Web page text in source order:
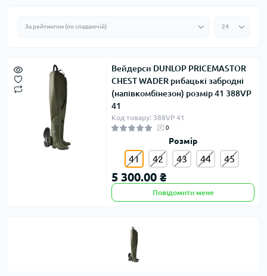
Вейдерси DUNLOP PRICEMASTOR
CHEST WADER рибацькі забродні
(напівкомбінезон) розмір 41 388VP
41
Код товару: 388VP 41
0
Розмір
41 42 43 44 45
5 300.00 ₴
Повідомити мене